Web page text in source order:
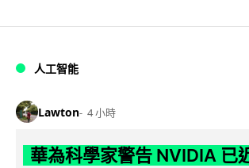
人工智能
Lawton 4 小時
華為科學家警告 NVIDIA 已